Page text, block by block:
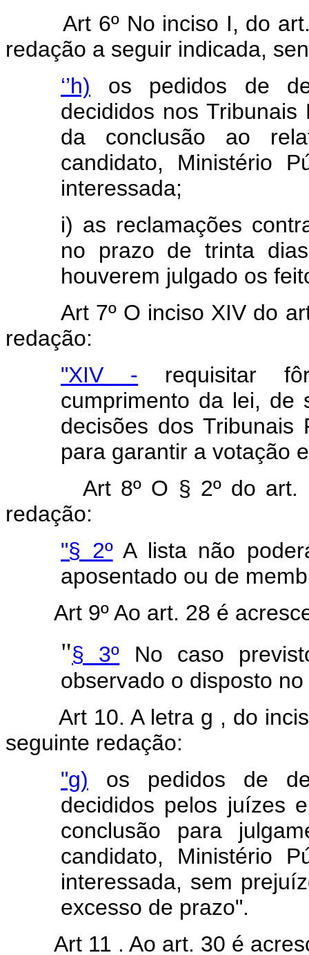
Art 6º No inciso I, do
redação a seguir indicada,
‘’h) os pedidos de
decididos nos
da conclusão ao
candidato, Ministério
interessada;
i) as reclamações
no prazo de trinta
houverem julgado os
Art 7º O inciso XIV do
redação:
"XIV - requisitar
cumprimento da lei, de
decisões dos Tribunais
para garantir a votação
Art 8º O § 2º do art.
redação:
"§ 2ºA lista não
aposentado ou de
Art 9º Ao art. 28 é
"§ 3º No caso
observado o disposto
Art 10. A letra g , do
seguinte redação:
"g) os pedidos de
decididos pelos juízes
conclusão para
candidato, Ministério
interessada, sem
excesso de prazo".
Art 11 . Ao art. 30 é